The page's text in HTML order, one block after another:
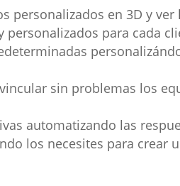
personalizados en 3D y
para cada
sin problemas los
automatizando las
los necesites para crear